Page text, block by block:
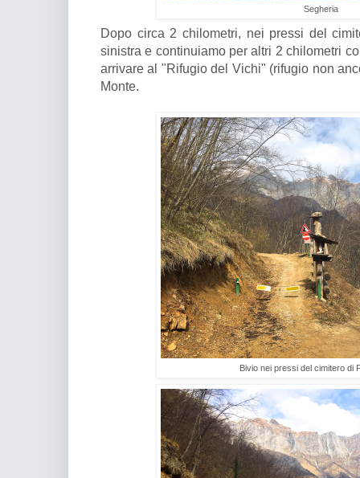
Segheria
Dopo circa 2 chilometri, nei pressi del
sinistra e continuiamo per altri 2 chilometri
arrivare al "Rifugio del Vichi" (rifugio non
Monte.
Bivio nei pressi del cimitero di